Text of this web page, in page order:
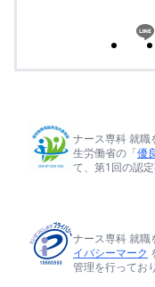
ナース専科 就職
生労働省の「優
て、第1回の認
ナース専科 就職
イバシーマーク
管理を行ってお